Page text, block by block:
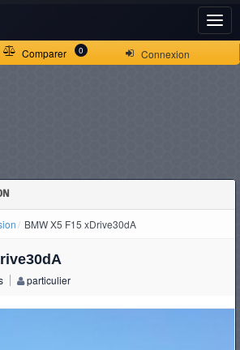
Connexion
Comparer 0
BMW X5 F15 xDrive30dA
particulier